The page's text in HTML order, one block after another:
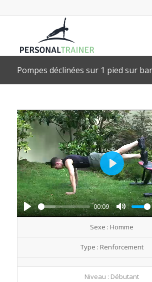
Pompes déclinées sur 1 pied sur
Play
00:09
Mute
Play
Sexe : Homme
Type : Renforcement
Niveau : Débutant